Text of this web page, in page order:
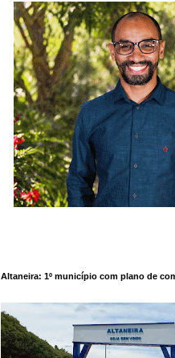
Altaneira: 1º município com plano de